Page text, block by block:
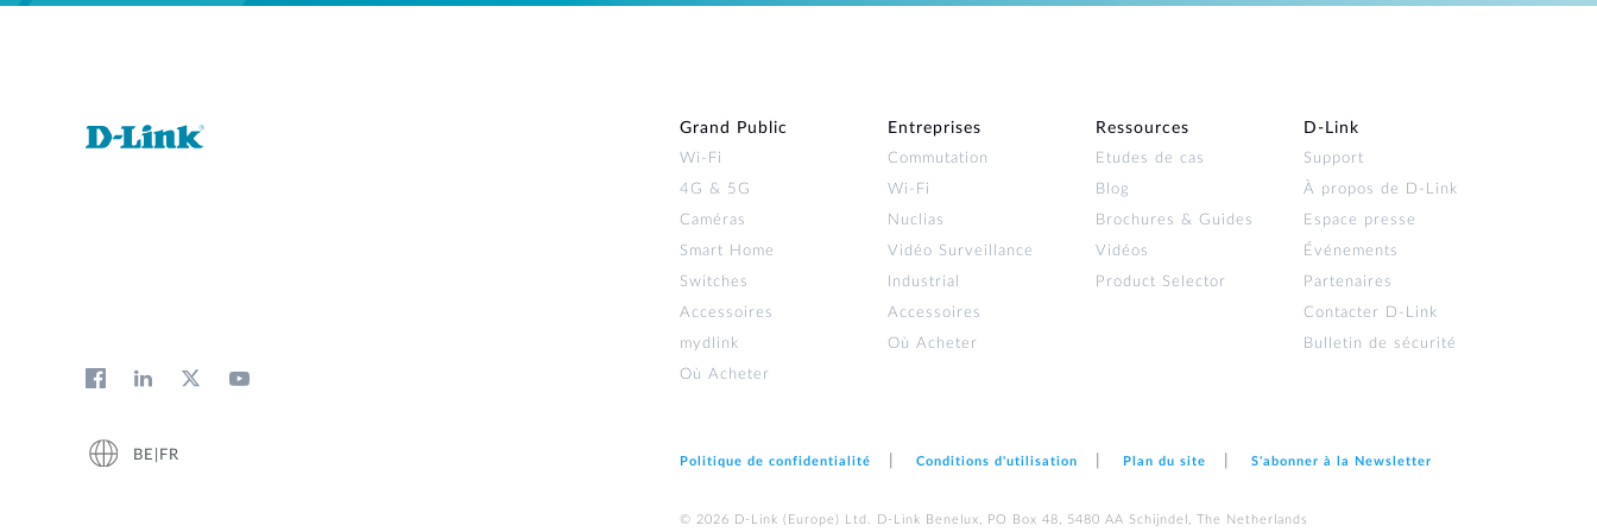
Grand Public
Wi‑Fi
4G & 5G
Caméras
Smart Home
Switches
Accessoires
mydlink
Où Acheter
Entreprises
Commutation
Wi-Fi
Nuclias
Vidéo Surveillance
Industrial
Accessoires
Où Acheter
Ressources
Etudes de cas
Blog
Brochures & Guides
Vidéos
Product Selector
D‑Link
Support
À propos de D‑Link
Espace presse
Événements
Partenaires
Contacter D‑Link
Bulletin de sécurité
BE|FR Politique de confidentialité Conditions d'utilisation Plan du site S'abonner à la Newsletter
© 2026 D‑Link (Europe) Ltd. D-Link Benelux, PO Box 48, 5480 AA Schijndel, The Netherlands